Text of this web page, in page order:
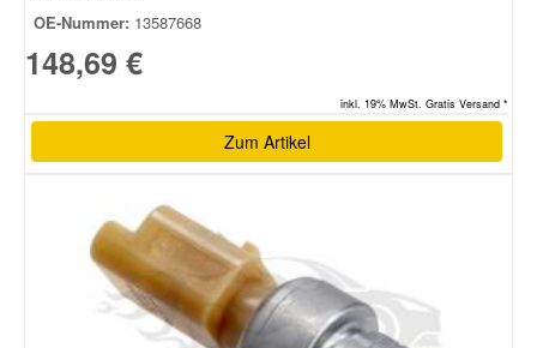
OE-Nummer: 13587668
148,69 €
inkl. 19% MwSt. Gratis Versand *
Zum Artikel